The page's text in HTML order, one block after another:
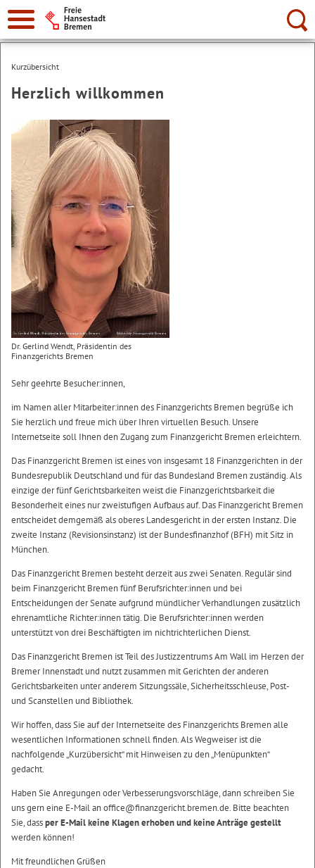
Suche:
Kurzübersicht
Herzlich willkommen
Dr. Gerlind Wendt, Präsidentin des
Finanzgerichts Bremen
Sehr geehrte Besucher:innen,
im Namen aller Mitarbeiter:innen des Finanzgerichts Bremen begrüße ich
Sie herzlich und freue mich über Ihren virtuellen Besuch. Unsere
Internetseite soll Ihnen den Zugang zum Finanzgericht Bremen erleichtern.
Das Finanzgericht Bremen ist eines von insgesamt 18 Finanzgerichten in der
Bundesrepublik Deutschland und für das Bundesland Bremen zuständig. Als
einzige der fünf Gerichtsbarkeiten weist die Finanzgerichtsbarkeit die
Besonderheit eines nur zweistufigen Aufbaus auf. Das Finanzgericht Bremen
entscheidet demgemäß als oberes Landesgericht in der ersten Instanz. Die
zweite Instanz (Revisionsinstanz) ist der Bundesfinanzhof (BFH) mit Sitz in
München.
Das Finanzgericht Bremen besteht derzeit aus zwei Senaten. Regulär sind
beim Finanzgericht Bremen fünf Berufsrichter:innen und bei
Entscheidungen der Senate aufgrund mündlicher Verhandlungen zusätzlich
ehrenamtliche Richter:innen tätig. Die Berufsrichter:innen werden
unterstützt von drei Beschäftigten im nichtrichterlichen Dienst.
Das Finanzgericht Bremen ist Teil des Justizzentrums Am Wall im Herzen der
Bremer Innenstadt und nutzt zusammen mit Gerichten der anderen
Gerichtsbarkeiten unter anderem Sitzungssäle, Sicherheitsschleuse, Post-
und Scanstellen und Bibliothek.
Wir hoffen, dass Sie auf der Internetseite des Finanzgerichts Bremen alle
wesentlichen Informationen schnell finden. Als Wegweiser ist die
nachfolgende „Kurzübersicht“ mit Hinweisen zu den „Menüpunkten“
gedacht.
Haben Sie Anregungen oder Verbesserungsvorschläge, dann schreiben Sie
uns gern eine E-Mail an office@finanzgericht.bremen.de. Bitte beachten
Sie, dassper E-Mail keine Klagen erhoben und keine Anträge gestellt
werden können!
Mit freundlichen Grüßen